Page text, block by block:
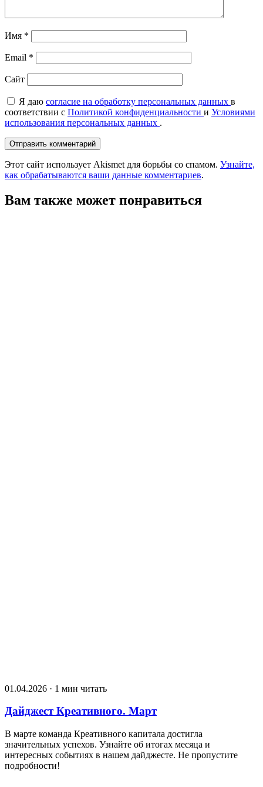
Имя *
Email *
Сайт
Я даю согласие на обработку персональных данных в
соответствии с Политикой конфиденциальности и Условиями
использования персональных данных .
Этот сайт использует Akismet для борьбы со спамом. Узнайте,
как обрабатываются ваши данные комментариев.
Вам также может понравиться
01.04.2026 · 1 мин читать
Дайджест Креативного. Март
В марте команда Креативного капитала достигла
значительных успехов. Узнайте об итогах месяца и
интересных событиях в нашем дайджесте. Не пропустите
подробности!